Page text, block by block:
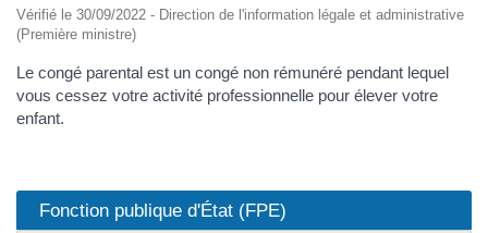
Vérifié le 30/09/2022 - Direction de l'information légale et administrative
(Première ministre)
Le congé parental est un congé non rémunéré pendant lequel
vous cessez votre activité professionnelle pour élever votre
enfant.
Fonction publique d'État (FPE)